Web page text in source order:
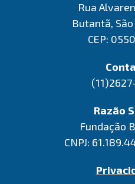
Rua
Butantã,
CEP:
Razão
Fundação
CNPJ: